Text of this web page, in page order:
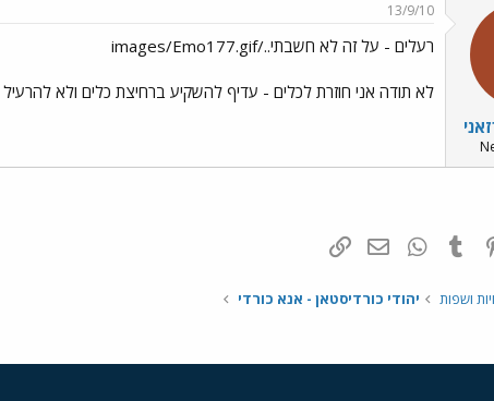
13/9/10
רעלים - על זה לא חשבתי../images/Emo177.gif
לא תודה אני חוזרת לכלים - עדיף להשקיע ברחיצת כלים ולא
Pinterest
Tumblr
WhatsAppדואר אלקטרוני
ושפות יהודי כורדיסטאן - אנא כורדי